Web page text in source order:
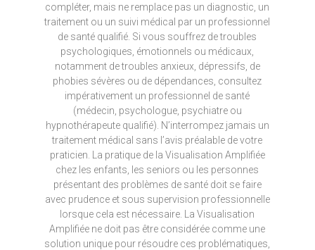
compléter, mais ne remplace pas un diagnostic, un
traitement ou un suivi médical par un professionnel
de santé qualifié. Si vous souffrez de troubles
psychologiques, émotionnels ou médicaux,
notamment de troubles anxieux, dépressifs, de
phobies sévères ou de dépendances, consultez
impérativement un professionnel de santé
(médecin, psychologue, psychiatre ou
hypnothérapeute qualifié). N’interrompez jamais un
traitement médical sans l’avis préalable de votre
praticien. La pratique de la Visualisation Amplifiée
chez les enfants, les seniors ou les personnes
présentant des problèmes de santé doit se faire
avec prudence et sous supervision professionnelle
lorsque cela est nécessaire. La Visualisation
Amplifiée ne doit pas être considérée comme une
solution unique pour résoudre ces problématiques,